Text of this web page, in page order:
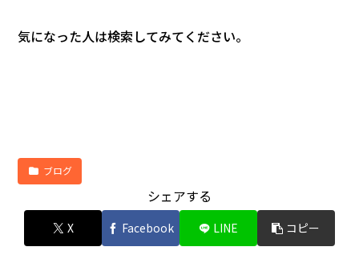
気になった人は検索してみてください。
ブログ
シェアする
X Facebook LINE コピー